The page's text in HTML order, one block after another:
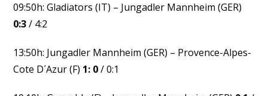
09:50h: Gladiators (IT) – Jungadler Mannheim (GER)
0:3/ 4:2
13:50h: Jungadler Mannheim (GER) – Provence-Alpes-
Cote D´Azur (F) 1: 0/ 0:1